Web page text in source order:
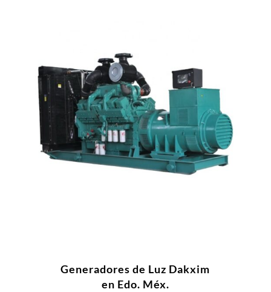
Generadores de Luz Dakxim
en Edo. Méx.